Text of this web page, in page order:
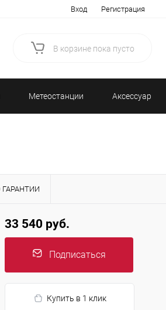
Вход Регистрация
В корзине пока пусто
Метеостанции Аксессуары/
33 540 руб.
Подписаться
Купить в 1 клик